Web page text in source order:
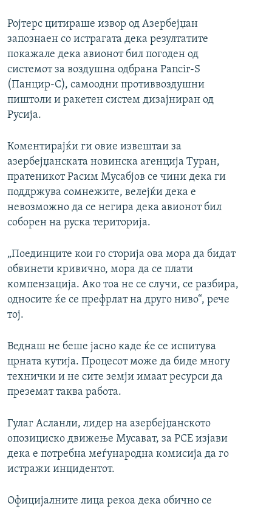
Ројтерс цитираше извор од Азербејџан
запознаен со истрагата дека резултатите
покажале дека авионот бил погоден од
системот за воздушна одбрана Pancir-S
(Панцир-С), самоодни противвоздушни
пиштоли и ракетен систем дизајниран од
Русија.
Коментирајќи ги овие извештаи за
азербејџанската новинска агенција Туран,
пратеникот Расим Мусабјов се чини дека ги
поддржува сомнежите, велејќи дека е
невозможно да се негира дека авионот бил
соборен на руска територија.
„Поединците кои го сторија ова мора да бидат
обвинети кривично, мора да се плати
компензација. Ако тоа не се случи, се разбира,
односите ќе се префрлат на друго ниво“, рече
тој.
Веднаш не беше јасно каде ќе се испитува
црната кутија. Процесот може да биде многу
технички и не сите земји имаат ресурси да
преземат таква работа.
Гулаг Асланли, лидер на азербејџанското
опозициско движење Мусават, за РСЕ изјави
дека е потребна меѓународна комисија да го
истражи инцидентот.
Официјалните лица рекоа дека обично се